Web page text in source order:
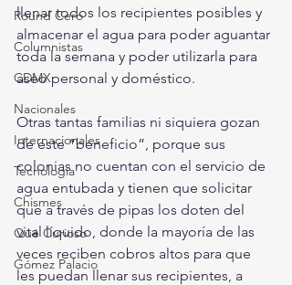
Round Cero
Columnistas
CDMX
Nacionales
Internacionales
Tecnología
Chismes
Qué Curioso
Gómez Palacio
llenar todos los recipientes posibles y
almacenar el agua para poder aguantar
toda la semana y poder utilizarla para
aseo personal y doméstico.
Otras tantas familias ni siquiera gozan
de este “beneficio”, porque sus
colonias no cuentan con el servicio de
agua entubada y tienen que solicitar
que a través de pipas los doten del
vital líquido, donde la mayoría de las
veces reciben cobros altos para que
les puedan llenar sus recipientes, a